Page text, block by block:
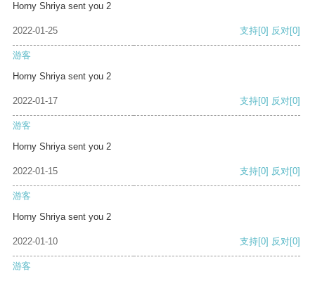
Horny Shriya sent you 2
2022-01-25 支持[0] 反对[0]
游客
Horny Shriya sent you 2
2022-01-17 支持[0] 反对[0]
游客
Horny Shriya sent you 2
2022-01-15 支持[0] 反对[0]
游客
Horny Shriya sent you 2
2022-01-10 支持[0] 反对[0]
游客